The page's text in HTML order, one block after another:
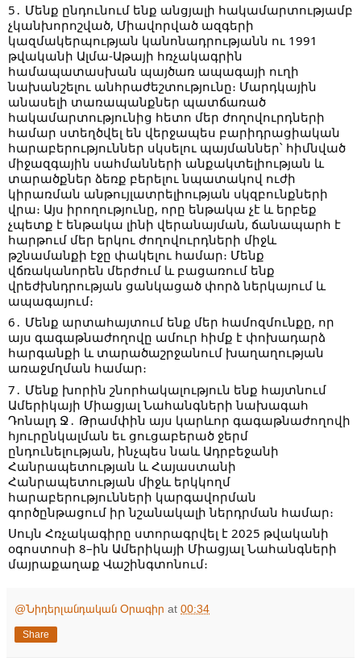
5․ Մենք ընդունում ենք անցյալի հակամարտությամբ
չկանխորոշված, Միավորված ազգերի
կազմակերպության կանոնադրությանն ու 1991
թվականի Ալմա-Աթայի հռչակագրին
համապատասխան պայծառ ապագայի ուղի
նախանշելու անհրաժեշտությունը։ Մարդկային
անասելի տառապանքներ պատճառած
հակամարտությունից հետո մեր ժողովուրդների
համար ստեղծվել են վերջապես բարիդրացիական
հարաբերություններ սկսելու պայմաններ՝ հիմնված
միջազգային սահմանների անքակտելիության և
տարածքներ ձեռք բերելու նպատակով ուժի
կիրառման անթույլատրելիության սկզբունքների
վրա։ Այս իրողությունը, որը ենթակա չէ և երբեք
չպետք է ենթակա լինի վերանայման, ճանապարհ է
հարթում մեր երկու ժողովուրդների միջև
թշնամանքի էջը փակելու համար։ Մենք
վճռականորեն մերժում և բացառում ենք
վրեժխնդրության ցանկացած փորձ ներկայում և
ապագայում։
6․ Մենք արտահայտում ենք մեր համոզմունքը, որ
այս գագաթնաժողովը ամուր հիմք է փոխադարձ
հարգանքի և տարածաշրջանում խաղաղության
առաջմղման համար։
7․ Մենք խորին շնորհակալություն ենք հայտնում
Ամերիկայի Միացյալ Նահանգների նախագահ
Դոնալդ Ջ․ Թրամփին այս կարևոր գագաթնաժողովի
հյուրընկալման եւ ցուցաբերած ջերմ
ընդունելության, ինչպես նաև Ադրբեջանի
Հանրապետության և Հայաստանի
Հանրապետության միջև երկկողմ
հարաբերությունների կարգավորման
գործընթացում իր նշանակալի ներդրման համար։
Սույն Հռչակագիրը ստորագրվել է 2025 թվականի
օգոստոսի 8–ին Ամերիկայի Միացյալ Նահանգների
մայրաքաղաք Վաշինգտոնում։
@Նիդերլանդական Օրագիր at 00:34
Share